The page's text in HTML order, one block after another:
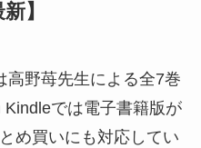
】
高野苺先生による全7巻
では電子書籍版が
め買いにも対応してい